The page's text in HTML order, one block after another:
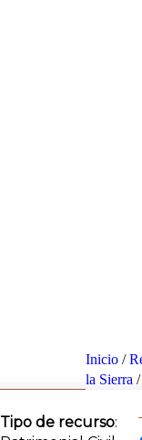
Inicio /
la Sierra /
Tipo de recurso: